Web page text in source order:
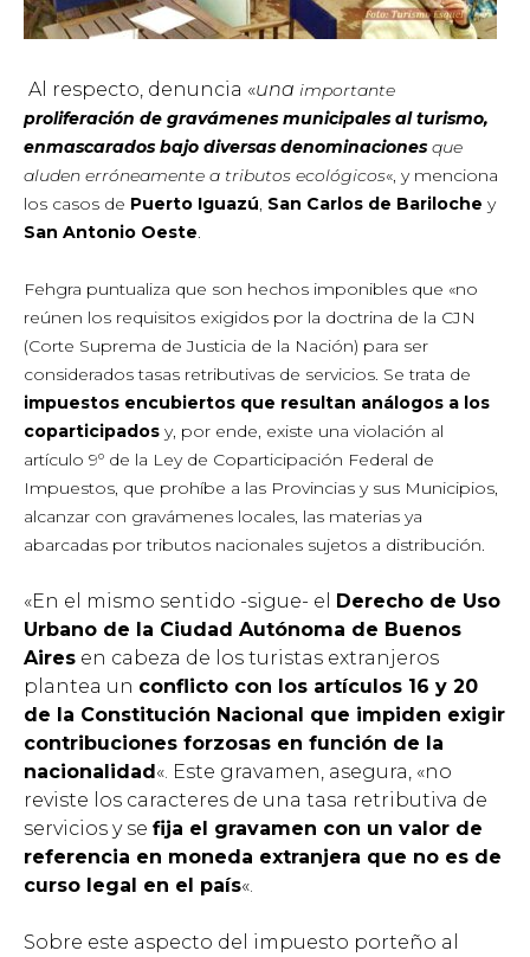
Al respecto, denuncia «una importante
proliferación de gravámenes municipales al turismo,
enmascarados bajo diversas denominaciones que
aluden erróneamente a tributos ecológicos«, y menciona
los casos de Puerto Iguazú, San Carlos de Bariloche y
San Antonio Oeste.
Fehgra puntualiza que son hechos imponibles que «no
reúnen los requisitos exigidos por la doctrina de la CJN
(Corte Suprema de Justicia de la Nación) para ser
considerados tasas retributivas de servicios. Se trata de
impuestos encubiertos que resultan análogos a los
coparticipados y, por ende, existe una violación al
artículo 9º de la Ley de Coparticipación Federal de
Impuestos, que prohíbe a las Provincias y sus Municipios,
alcanzar con gravámenes locales, las materias ya
abarcadas por tributos nacionales sujetos a distribución.
«En el mismo sentido -sigue- el Derecho de Uso
Urbano de la Ciudad Autónoma de Buenos
Aires en cabeza de los turistas extranjeros
plantea un conflicto con los artículos 16 y 20
de la Constitución Nacional que impiden exigir
contribuciones forzosas en función de la
nacionalidad«. Este gravamen, asegura, «no
reviste los caracteres de una tasa retributiva de
servicios y se fija el gravamen con un valor de
referencia en moneda extranjera que no es de
curso legal en el país«.
Sobre este aspecto del impuesto porteño al